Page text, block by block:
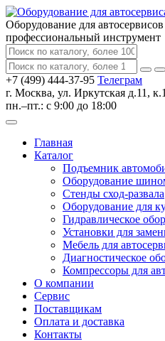
Оборудование для автосервисов
профессиональный инструмент
+7 (499) 444-37-95 Телеграм
г. Москва, ул. Иркутская д.11, к.1
пн.–пт.: с 9:00 до 18:00
Главная
Каталог
Подъемник
Оборудование
Стенды сход-развала
Оборудование для
Гидравлическое
Установки для
Мебель для
Диагностическое
Компрессоры для
О компании
Сервис
Поставщикам
Оплата и доставка
Контакты